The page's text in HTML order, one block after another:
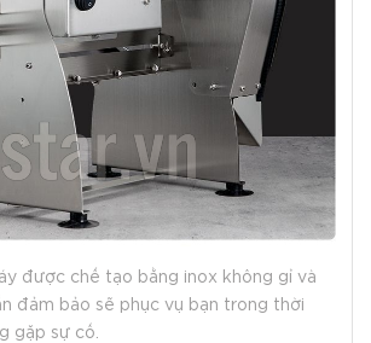
được chế tạo bằng inox không gỉ và
đảm bảo sẽ phục vụ bạn trong thời
gặp sự cố.